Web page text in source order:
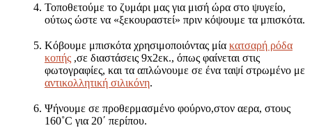
Τοποθετούμε το ζυμάρι μας για μισή ώρα στο ψυγείο,
ούτως ώστε να «ξεκουραστεί» πριν κόψουμε τα μπισκότα.
Κόβουμε μπισκότα χρησιμοποιόντας μία κατσαρή ρόδα
κοπής ,σε διαστάσεις 9x2εκ., όπως φαίνεται στις
φωτογραφίες, και τα απλώνουμε σε ένα ταψί στρωμένο με
αντικολλητική σιλικόνη.
Ψήνουμε σε προθερμασμένο φούρνο,στον αερα, στους
160˚C για 20΄ περίπου.